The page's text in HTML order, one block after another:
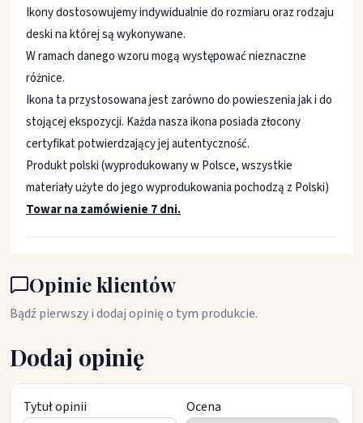
Ikony dostosowujemy indywidualnie do rozmiaru oraz rodzaju
deski na której są wykonywane.
W ramach danego wzoru mogą występować nieznaczne
różnice.
Ikona ta przystosowana jest zarówno do powieszenia jak i do
stojącej ekspozycji. Każda nasza ikona posiada złocony
certyfikat potwierdzający jej autentyczność.
Produkt polski (wyprodukowany w Polsce, wszystkie
materiały użyte do jego wyprodukowania pochodzą z Polski)
Towar na zamówienie 7 dni.
Opinie klientów
Bądź pierwszy i dodaj opinię o tym produkcie.
Dodaj opinię
Tytuł opinii Ocena